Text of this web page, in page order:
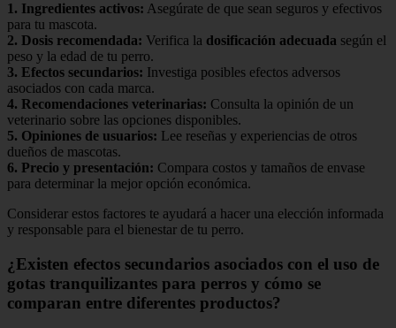
1. Ingredientes activos: Asegúrate de que sean seguros y efectivos
para tu mascota.
2. Dosis recomendada: Verifica la dosificación adecuada según el
peso y la edad de tu perro.
3. Efectos secundarios: Investiga posibles efectos adversos
asociados con cada marca.
4. Recomendaciones veterinarias: Consulta la opinión de un
veterinario sobre las opciones disponibles.
5. Opiniones de usuarios: Lee reseñas y experiencias de otros
dueños de mascotas.
6. Precio y presentación: Compara costos y tamaños de envase
para determinar la mejor opción económica.
Considerar estos factores te ayudará a hacer una elección informada
y responsable para el bienestar de tu perro.
¿Existen efectos secundarios asociados con el uso de
gotas tranquilizantes para perros y cómo se
comparan entre diferentes productos?